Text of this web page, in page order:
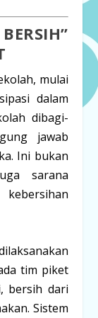
mulai
dalam
dibagi-
jawab
Ini bukan
sarana
tim piket
bersih dari
Sistem